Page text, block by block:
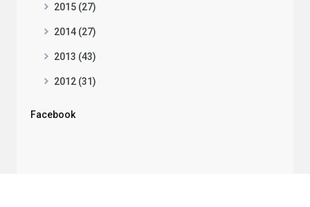
2015 (27)
2014 (27)
2013 (43)
2012 (31)
Facebook